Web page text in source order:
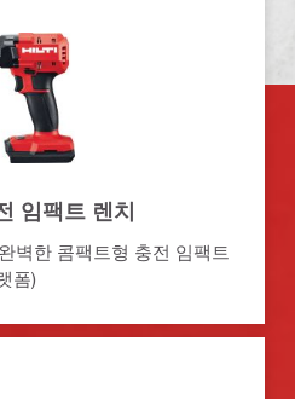
임팩트 렌치
벽한 콤팩트형 충전 임팩트
폼)